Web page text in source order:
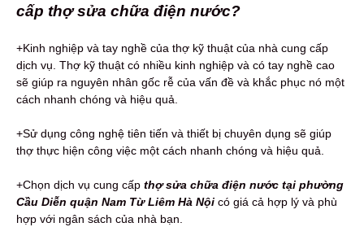
cấp thợ sửa chữa điện nước?
+Kinh nghiệp và tay nghề của thợ kỹ thuật của nhà cung cấp
dịch vụ. Thợ kỹ thuật có nhiều kinh nghiệp và có tay nghề cao
sẽ giúp ra nguyên nhân gốc rễ của vấn đề và khắc phục nó một
cách nhanh chóng và hiệu quả.
+Sử dụng công nghệ tiên tiến và thiết bị chuyên dụng sẽ giúp
thợ thực hiện công việc một cách nhanh chóng và hiệu quả.
+Chọn dịch vụ cung cấp thợ sửa chữa điện nước tại phường
Cầu Diễn quận Nam Từ Liêm Hà Nội có giá cả hợp lý và phù
hợp với ngân sách của nhà bạn.